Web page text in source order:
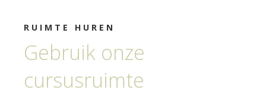
RUIMTE HUREN
Gebruik onze
cursusruimte